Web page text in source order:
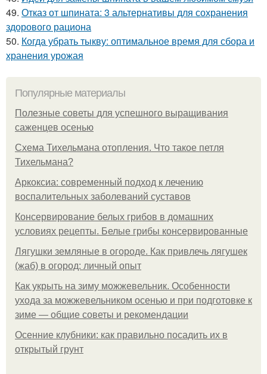
49. Отказ от шпината: 3 альтернативы для сохранения
здорового рациона
50. Когда убрать тыкву: оптимальное время для сбора и
хранения урожая
Популярные материалы
Полезные советы для успешного выращивания
саженцев осенью
Схема Тихельмана отопления. Что такое петля
Тихельмана?
Аркоксиа: современный подход к лечению
воспалительных заболеваний суставов
Консервирование белых грибов в домашних
условиях рецепты. Белые грибы консервированные
Лягушки земляные в огороде. Как привлечь лягушек
(жаб) в огород: личный опыт
Как укрыть на зиму можжевельник. Особенности
ухода за можжевельником осенью и при подготовке к
зиме — общие советы и рекомендации
Осенние клубники: как правильно посадить их в
открытый грунт